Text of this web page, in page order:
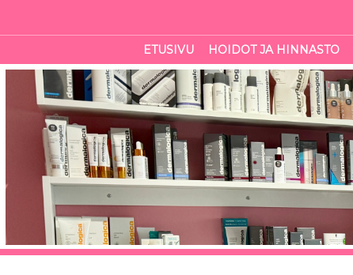
ETUSIVU HOIDOT JA HINNASTO